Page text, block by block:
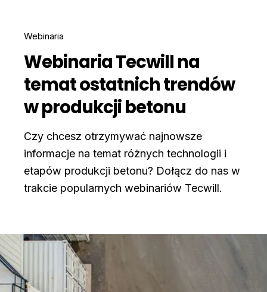
Webinaria
Webinaria Tecwill na
temat ostatnich trendów
w produkcji betonu
Czy chcesz otrzymywać najnowsze
informacje na temat różnych technologii i
etapów produkcji betonu? Dołącz do nas w
trakcie popularnych webinariów Tecwill.